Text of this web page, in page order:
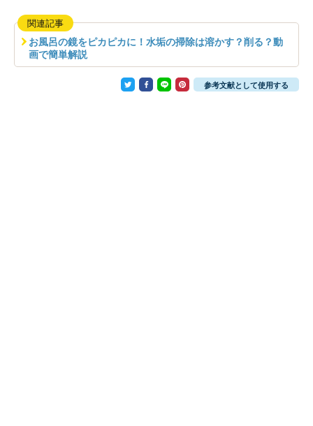
関連記事
お風呂の鏡をピカピカに！水垢の掃除は溶かす？削る？動
画で簡単解説
参考文献として使用する